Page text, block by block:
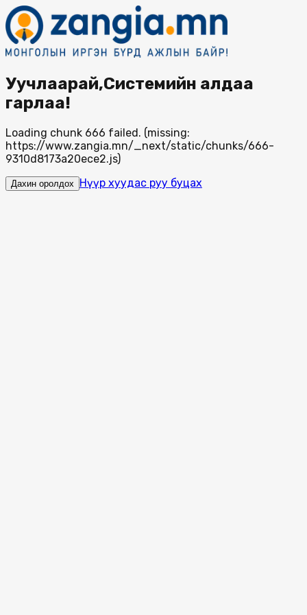
Уучлаарай,Системийн алдаа
гарлаа!
Loading chunk 666 failed. (missing:
https://www.zangia.mn/_next/static/chunks/666-
9310d8173a20ece2.js)
Дахин оролдох Нүүр хуудас руу буцах